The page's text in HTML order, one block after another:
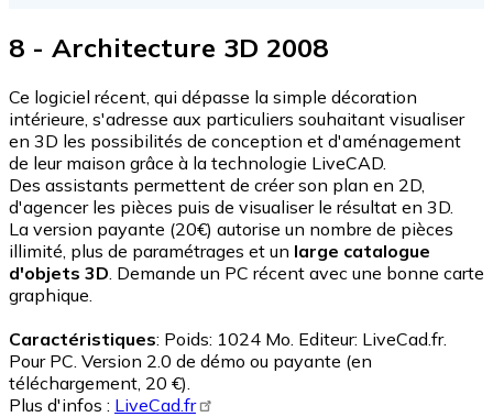
8 - Architecture 3D 2008
Ce logiciel récent, qui dépasse la simple décoration
intérieure, s'adresse aux particuliers souhaitant visualiser
en 3D les possibilités de conception et d'aménagement
de leur maison grâce à la technologie LiveCAD.
Des assistants permettent de créer son plan en 2D,
d'agencer les pièces puis de visualiser le résultat en 3D.
La version payante (20€) autorise un nombre de pièces
illimité, plus de paramétrages et un large catalogue
d'objets 3D . Demande un PC récent avec une bonne carte
graphique.
Caractéristiques: Poids: 1024 Mo. Editeur: LiveCad.fr.
Pour PC. Version 2.0 de démo ou payante (en
téléchargement, 20 €).
Plus d'infos : LiveCad.fr